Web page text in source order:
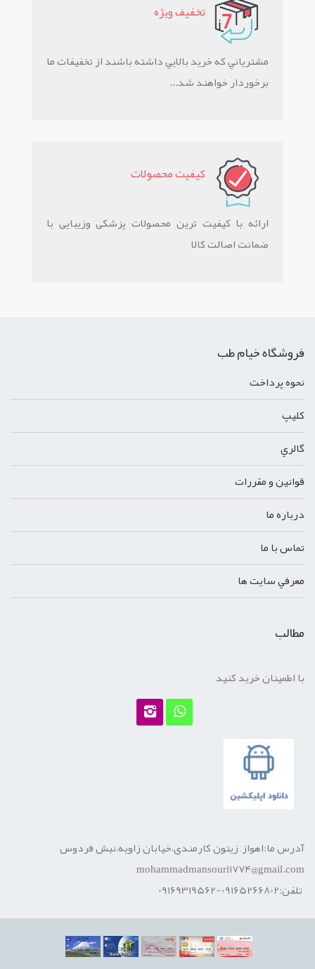
تخفيف ويژه
مشترياني که خريد بالايي داشته باشند از تخفيفات ما
برخوردار خواهند شد...
کيفيت محصولات
ارائه با کیفیت ترین محصولات پزشکی وزیبایی با
ضمانت اصالت کالا
فروشگاه خیام طب
نحوه پرداخت
کليپ
گالري
قوانين و مقررات
درباره ما
تماس با ما
معرفي سايت ها
مطالب
با اطمینان خرید کنید
آدرس ما:اهواز, زیتون کارمندی،خیابان زاویه،نبش فردوس
mohammadmansouri1774@gmail.com
تلفن:09165266802-09169319562